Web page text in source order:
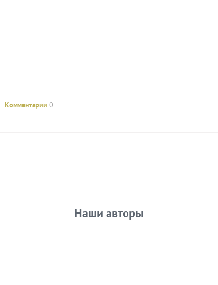
Комментарии 0
Наши авторы